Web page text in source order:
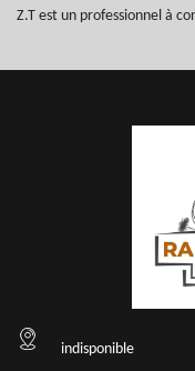
Z.T est un professionnel à
indisponible